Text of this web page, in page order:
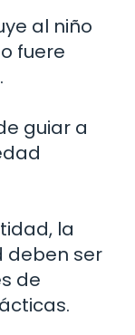
al niño
fuere
guiar a
la
deben ser
de